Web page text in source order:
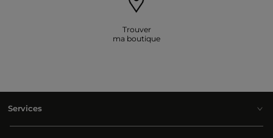
Trouver
ma boutique
Services